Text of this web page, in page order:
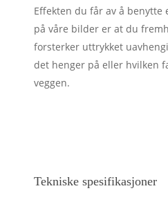
Effekten du får av å benytte
på våre bilder er at du
forsterker uttrykket
det henger på eller hvilken
veggen.
Tekniske spesifikasjoner